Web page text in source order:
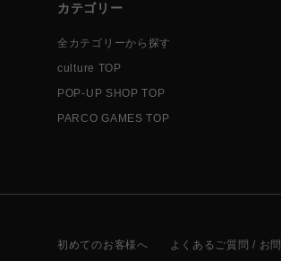
カテゴリー
全カテゴリーから探す
culture TOP
POP-UP SHOP TOP
PARCO GAMES TOP
初めてのお客様へ よくあるご質問 / お